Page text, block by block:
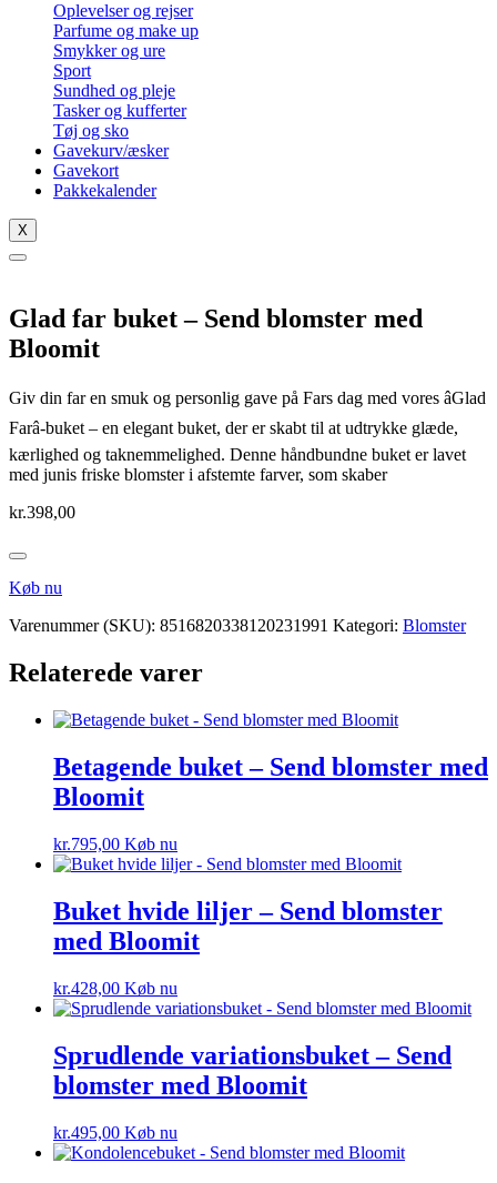
Oplevelser og rejser
Parfume og make up
Smykker og ure
Sport
Sundhed og pleje
Tasker og kufferter
Tøj og sko
Gavekurv/æsker
Gavekort
Pakkekalender
X
Glad far buket – Send blomster med
Bloomit
Giv din far en smuk og personlig gave på Fars dag med vores âGlad
Farâ-buket – en elegant buket, der er skabt til at udtrykke glæde,
kærlighed og taknemmelighed. Denne håndbundne buket er lavet
med junis friske blomster i afstemte farver, som skaber
kr.398,00
Køb nu
Varenummer (SKU): 8516820338120231991 Kategori: Blomster
Relaterede varer
Betagende buket – Send blomster med
Bloomit
kr.795,00 Køb nu
Buket hvide liljer – Send blomster
med Bloomit
kr.428,00 Køb nu
Sprudlende variationsbuket – Send
blomster med Bloomit
kr.495,00 Køb nu